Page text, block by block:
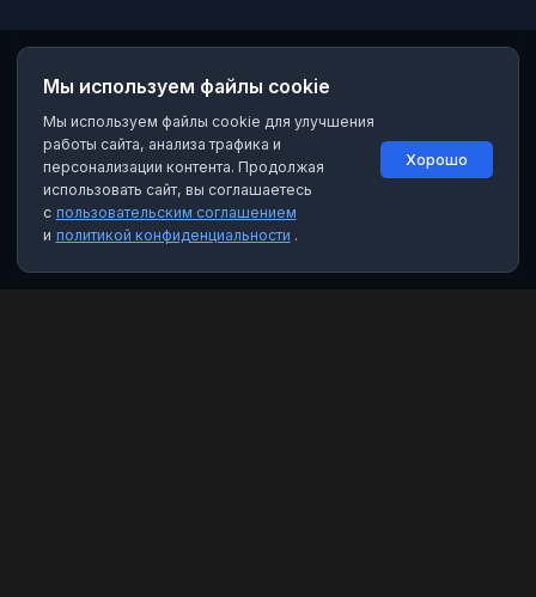
Мы используем файлы cookie
Мы используем файлы cookie для улучшения
работы сайта, анализа трафика и
персонализации контента. Продолжая
использовать сайт, вы соглашаетесь
с пользовательским соглашением
и политикой конфиденциальности .
Хорошо